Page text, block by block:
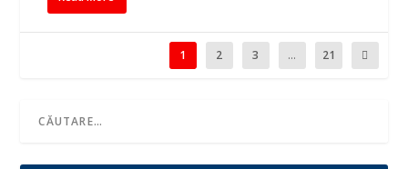
1 2 3 ... 21